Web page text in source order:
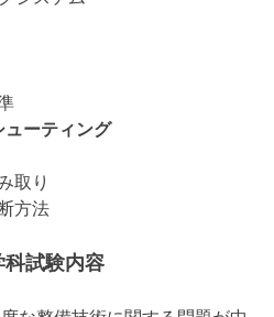
ューティング
取り
方法
試験内容